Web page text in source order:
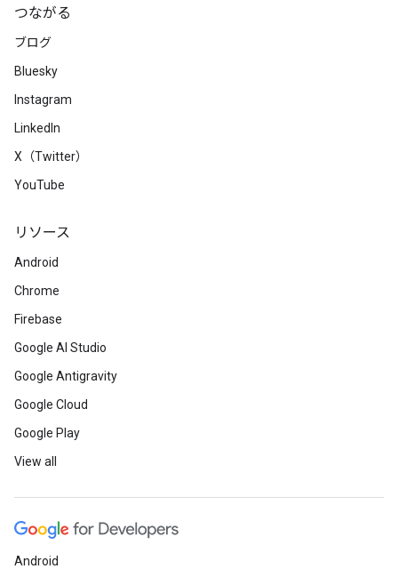
つながる
ブログ
Bluesky
Instagram
LinkedIn
X（Twitter）
YouTube
リソース
Android
Chrome
Firebase
Google AI Studio
Google Antigravity
Google Cloud
Google Play
View all
Android